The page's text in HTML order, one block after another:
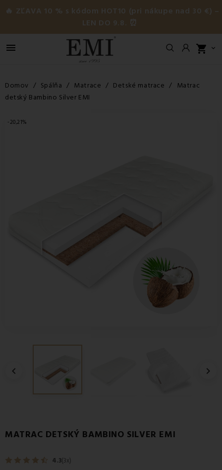
🔥 ZĽAVA 10 % s kódom HOT10 (pri nákupe nad 30 €) –
LEN DO 9.8. ⏰
 shopping_cart 
Domov Spálňa Matrace Detské matrace
Matrac
detský Bambino Silver EMI
-20,21%
 
MATRAC DETSKÝ BAMBINO SILVER EMI
4.3(3x)